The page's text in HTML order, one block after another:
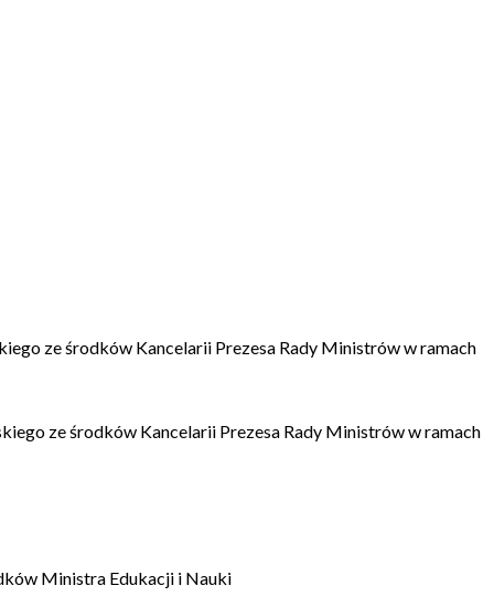
ze środków Kancelarii Prezesa Rady Ministrów w ramach
ze środków Kancelarii Prezesa Rady Ministrów w ramach
Ministra Edukacji i Nauki